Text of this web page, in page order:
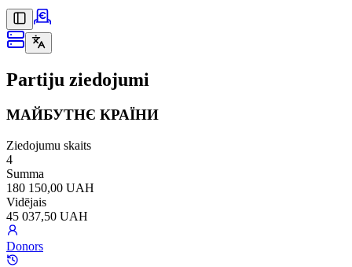
Partiju ziedojumi
МАЙБУТНЄ КРАЇНИ
Ziedojumu skaits
4
Summa
180 150,00 UAH
Vidējais
45 037,50 UAH
Donors